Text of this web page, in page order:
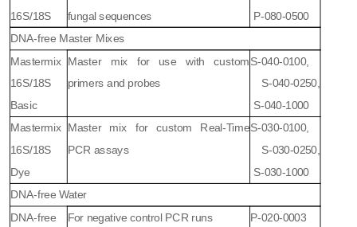
16S/18S fungal sequences P-080-0500
DNA-free Master Mixes
Mastermix
16S/18S
Basic
Master mix for use with custom
primers and probes
S-040-0100,
S-040-0250,
S-040-1000
Mastermix
16S/18S
Dye
Master mix for custom Real-Time
PCR assays
S-030-0100,
S-030-0250,
S-030-1000
DNA-free Water
DNA-free
For negative control PCR runs P-020-0003